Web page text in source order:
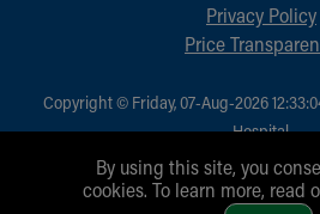
Privacy Policy
Price
Copyright © Friday, 07-Aug-2026
Hospital.
All Rights
By using this site, you
cookies. To learn more, read